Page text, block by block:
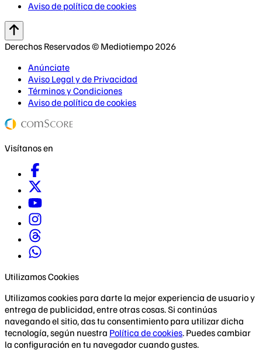
Aviso de política de cookies
Derechos Reservados © Mediotiempo 2026
Anúnciate
Aviso Legal y de Privacidad
Términos y Condiciones
Aviso de política de cookies
Visítanos en
Utilizamos Cookies
Utilizamos cookies para darte la mejor experiencia de usuario y
entrega de publicidad, entre otras cosas. Si continúas
navegando el sitio, das tu consentimiento para utilizar dicha
tecnología, según nuestra Política de cookies. Puedes cambiar
la configuración en tu navegador cuando gustes.